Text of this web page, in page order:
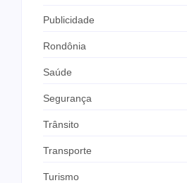
Publicidade
Rondônia
Saúde
Segurança
Trânsito
Transporte
Turismo